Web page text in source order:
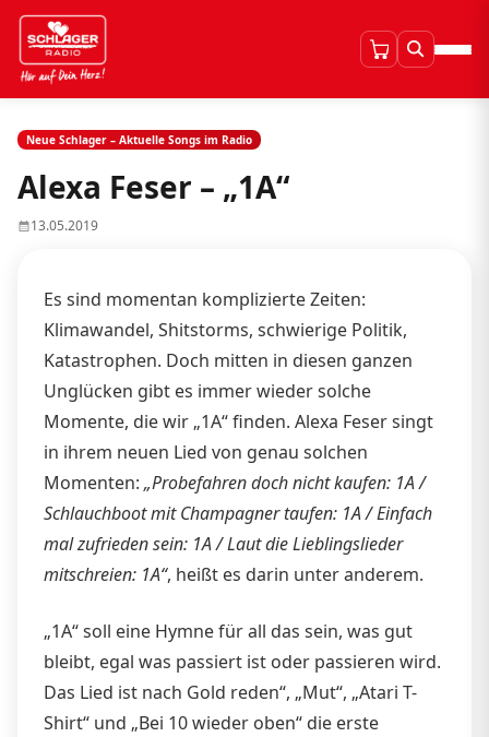
Neue Schlager – Aktuelle Songs im Radio
Alexa Feser – „1A“
13.05.2019
Es sind momentan komplizierte Zeiten:
Klimawandel, Shitstorms, schwierige Politik,
Katastrophen. Doch mitten in diesen ganzen
Unglücken gibt es immer wieder solche
Momente, die wir „1A“ finden. Alexa Feser singt
in ihrem neuen Lied von genau solchen
Momenten: „Probefahren doch nicht kaufen: 1A /
Schlauchboot mit Champagner taufen: 1A / Einfach
mal zufrieden sein: 1A / Laut die Lieblingslieder
mitschreien: 1A“, heißt es darin unter anderem.
„1A“ soll eine Hymne für all das sein, was gut
bleibt, egal was passiert ist oder passieren wird.
Das Lied ist nach Gold reden“, „Mut“, „Atari T-
Shirt“ und „Bei 10 wieder oben“ die erste